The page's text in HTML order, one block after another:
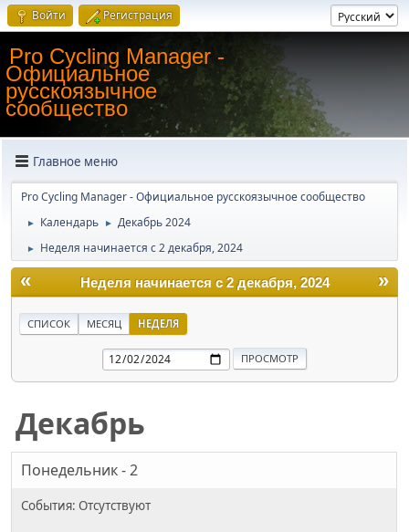
Войти Регистрация
Pro Cycling Manager -
Официальное
русскоязычное
сообщество
Главное меню
Pro Cycling Manager - Официальное русскоязычное сообщество
► Календарь ► Декабрь 2024
► Неделя начинается с 2 декабря, 2024
« »
Неделя начинается с 2 декабря, 2024
СПИСОК МЕСЯЦ НЕДЕЛЯ
Декабрь
Понедельник - 2